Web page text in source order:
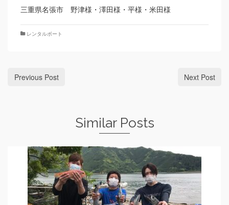
三重県名張市 野津様・澤田様・平様・米田様
レンタルボート
Previous Post Next Post
Similar Posts